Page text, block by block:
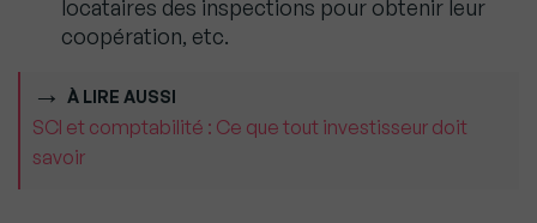
locataires des inspections pour obtenir leur
coopération, etc.
À LIRE AUSSI
SCI et comptabilité : Ce que tout investisseur doit
savoir